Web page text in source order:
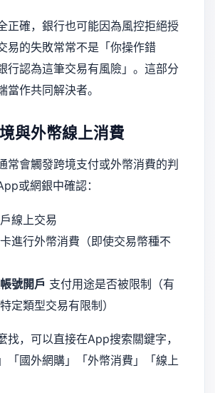
正確，銀行也可能因為風控拒絕授
易的失敗常常不是「你操作錯
行認為這筆交易有風險」。這部分
當作共同解決者。
與外幣線上消費
常會觸發跨境支付或外幣消費的判
或網銀中確認：
線上交易
進行外幣消費（即使交易幣種不
號開戶 支付用途是否被限制（有
定類型交易有限制）
找，可以直接在App搜索關鍵字，
「國外網購」「外幣消費」「線上